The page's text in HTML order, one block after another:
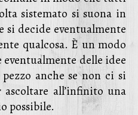
sistemato si suona in
si decide eventualmente
qualcosa. È un modo
delle idee
anche se non ci si
all’infinito una
possibile.